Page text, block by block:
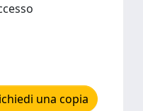
una copia